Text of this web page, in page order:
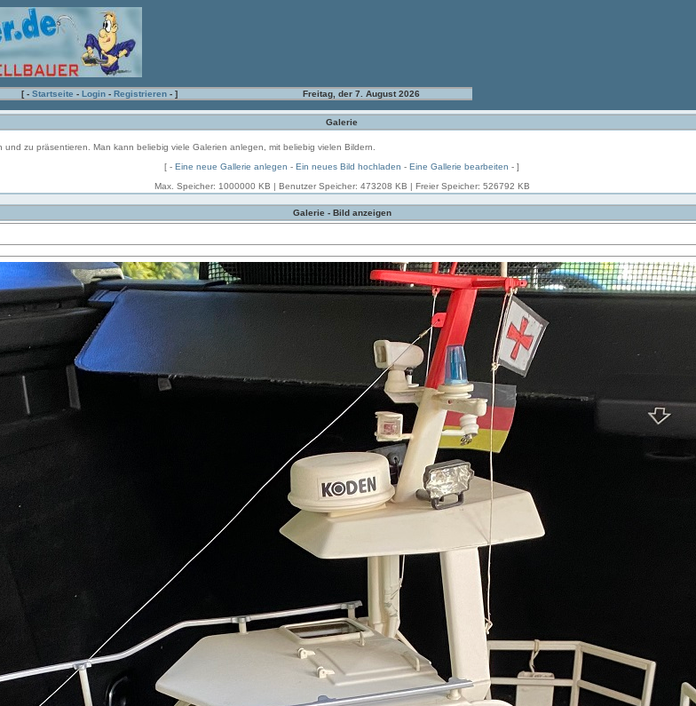
[ - Startseite - Login - Registrieren - ] Freitag, der 7. August 2026
Galerie
zu präsentieren. Man kann beliebig viele Galerien anlegen, mit beliebig vielen Bildern.
[ - Eine neue Gallerie anlegen - Ein neues Bild hochladen - Eine Gallerie bearbeiten - ]
Max. Speicher: 1000000 KB | Benutzer Speicher: 473208 KB | Freier Speicher: 526792 KB
Galerie - Bild anzeigen